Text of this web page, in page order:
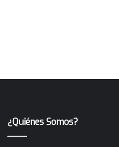
¿Quiénes Somos?